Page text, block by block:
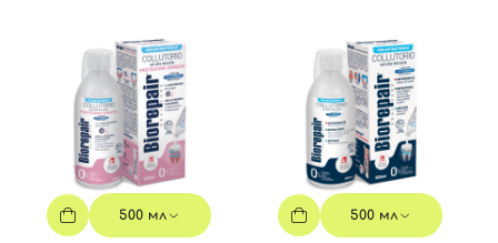
500 мл 500 мл
Вхід Реєстрація
Номер телефону